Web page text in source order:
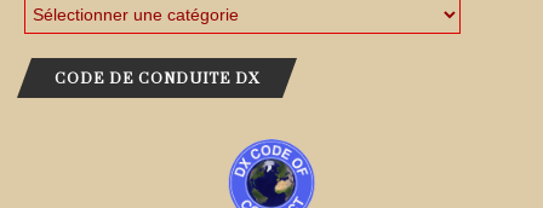
CODE DE CONDUITE DX